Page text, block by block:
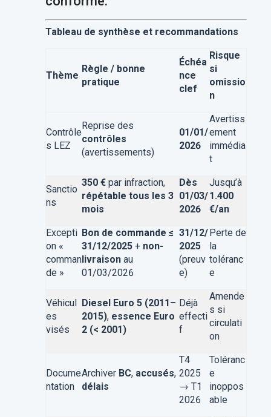
Tableau de synthèse et recommandations
Thème
Règle / bonne
pratique
Échéa
nce
clef
Risque
si
omissio
n
Contrôle
s LEZ
Reprise des
contrôles
(avertissements)
01/01/
2026
Avertiss
ement
immédia
t
Sanctio
ns
350 €par infraction,
répétable tous les 3
mois
Dès
01/03/
2026
Jusqu’à
1.400
€/an
Excepti
on «
comman
de »
Bon de commande ≤
31/12/2025+ non-
livraisonau
01/03/2026
31/12/
2025
(preuv
e)
Perte de
la
toléranc
e
Véhicul
es
visés
Diesel Euro 5 (2011–
2015), essence Euro
2 (< 2001)
Déjà
effecti
f
Amende
s si
circulati
on
Docume
ntation
Archiver BC, accusés,
délais
T4
2025
→ T1
2026
Toléranc
e
inoppos
able